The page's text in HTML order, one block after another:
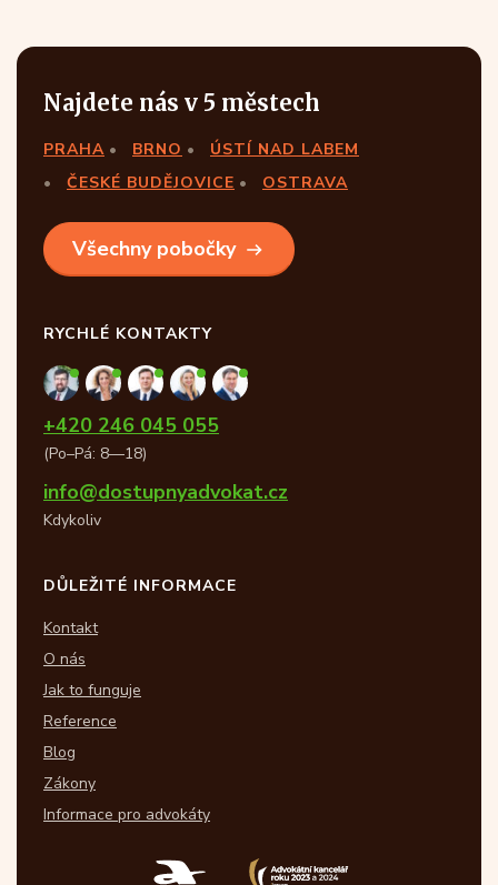
Najdete nás v 5 městech
PRAHA BRNO
ÚSTÍ NAD LABEM
ČESKÉ BUDĚJOVICE
OSTRAVA
Všechny pobočky
RYCHLÉ KONTAKTY
+420 246 045 055
(Po–Pá: 8—18)
info@dostupnyadvokat.cz
Kdykoliv
DŮLEŽITÉ INFORMACE
Kontakt
O nás
Jak to funguje
Reference
Blog
Zákony
Informace pro advokáty